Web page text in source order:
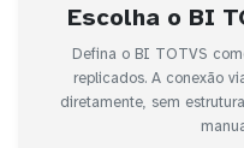
Escolha o BI
Defina o BI TOTVS
replicados. A conexão
diretamente, sem